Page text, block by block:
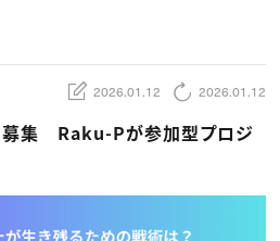
2026.01.12 2026.01.12
募集 Raku-Pが参加型プロジ